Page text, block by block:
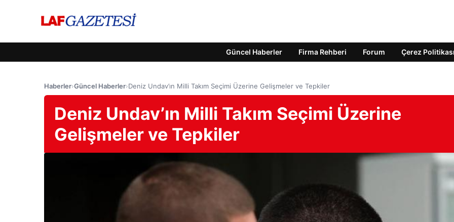
Güncel Haberler Firma Rehberi Forum Çerez Politikası
Haberler›Güncel Haberler›Deniz Undav’ın Milli Takım Seçimi Üzerine Gelişmeler ve Tepkiler
Deniz Undav’ın Milli Takım Seçimi Üzerine
Gelişmeler ve Tepkiler